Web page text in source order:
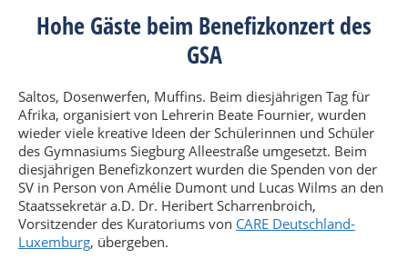
Hohe Gäste beim Benefizkonzert des
GSA
Saltos, Dosenwerfen, Muffins. Beim diesjährigen Tag für
Afrika, organisiert von Lehrerin Beate Fournier, wurden
wieder viele kreative Ideen der Schülerinnen und Schüler
des Gymnasiums Siegburg Alleestraße umgesetzt. Beim
diesjährigen Benefizkonzert wurden die Spenden von der
SV in Person von Amélie Dumont und Lucas Wilms an den
Staatssekretär a.D. Dr. Heribert Scharrenbroich,
Vorsitzender des Kuratoriums von CARE Deutschland-
Luxemburg, übergeben.